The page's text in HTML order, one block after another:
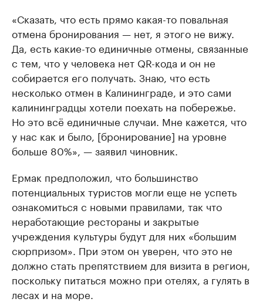
«Сказать, что есть прямо какая-то повальная
отмена бронирования — нет, я этого не вижу.
Да, есть какие-то единичные отмены, связанные
с тем, что у человека нет QR-кода и он не
собирается его получать. Знаю, что есть
несколько отмен в Калининграде, и это сами
калининградцы хотели поехать на побережье.
Но это всё единичные случаи. Мне кажется, что
у нас как и было, [бронирование] на уровне
больше 80%», — заявил чиновник.
Ермак предположил, что большинство
потенциальных туристов могли еще не успеть
ознакомиться с новыми правилами, так что
неработающие рестораны и закрытые
учреждения культуры будут для них «большим
сюрпризом». При этом он уверен, что это не
должно стать препятствием для визита в регион,
поскольку питаться можно при отелях, а гулять в
лесах и на море.